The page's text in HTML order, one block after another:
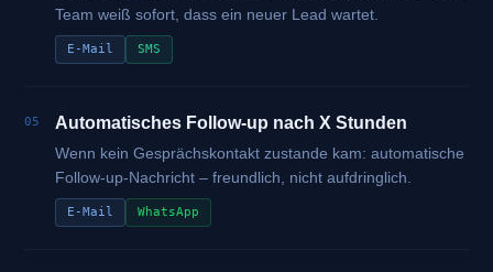
Team weiß sofort, dass ein neuer Lead wartet.
E-Mail SMS
05 Automatisches Follow-up nach X Stunden
Wenn kein Gesprächskontakt zustande kam: automatische
Follow-up-Nachricht – freundlich, nicht aufdringlich.
E-Mail WhatsApp